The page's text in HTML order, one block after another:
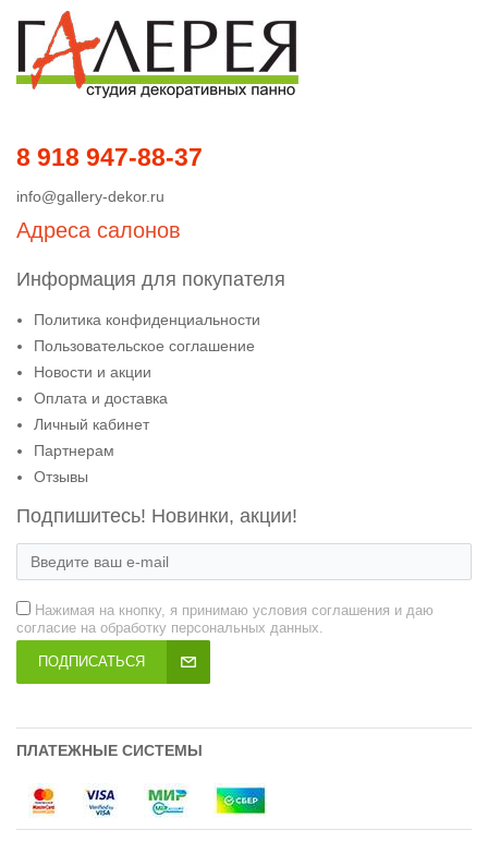
8 918 947-88-37
info@gallery-dekor.ru
Адреса салонов
Информация для покупателя
Политика конфиденциальности
Пользовательское соглашение
Новости и акции
Оплата и доставка
Личный кабинет
Партнерам
Отзывы
Подпишитесь! Новинки, акции!
Нажимая на кнопку, я принимаю условия соглашения и даю
согласие на обработку персональных данных.
ПОДПИСАТЬСЯ
ПЛАТЕЖНЫЕ СИСТЕМЫ